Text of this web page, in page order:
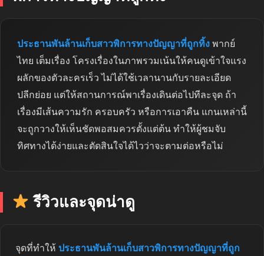
ประธานพันล้านเก็บสาวพิการทางปัญญาที่ถูกทิ้ง พากย์
ไทย เต็มเรื่อง โครงเรื่องในภาพรวมเน้นให้คนดูเข้าใจแรง
ผลักของตัวละครเร็ว ไม่ได้ใช้เวลานานกับรายละเอียด
ปลีกย่อย แต่ให้สถานการณ์พาเรื่องเดินต่อไปทีละจุด ถ้า
เรื่องมีเส้นความรัก ครอบครัว หรือการเอาคืน แกนเหล่านี้
จะถูกวางให้เห็นชัดพอสมควรตั้งแต่ต้น ทำให้ผู้ชมจับ
ทิศทางได้ง่ายและตัดสินใจได้ไวว่าจะตามต่อหรือไม่
รีวิวและจุดน่าดู
จุดที่ทำให้ ประธานพันล้านเก็บสาวพิการทางปัญญาที่ถูก